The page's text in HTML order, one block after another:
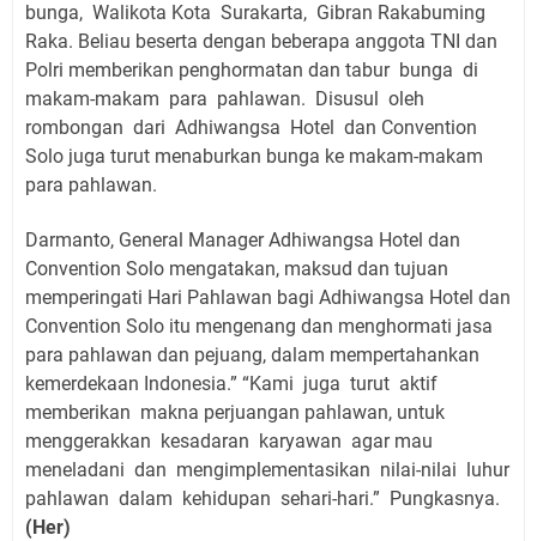
bunga, Walikota Kota Surakarta, Gibran Rakabuming
Raka. Beliau beserta dengan beberapa anggota TNI dan
Polri memberikan penghormatan dan tabur bunga di
makam-makam para pahlawan. Disusul
oleh
rombongan dari Adhiwangsa Hotel
dan Convention
Solo juga turut menaburkan bunga ke makam-makam
para pahlawan.
Darmanto, General Manager Adhiwangsa Hotel dan
Convention Solo mengatakan, maksud dan tujuan
memperingati Hari Pahlawan bagi Adhiwangsa Hotel dan
Convention Solo itu mengenang dan menghormati jasa
para pahlawan dan pejuang, dalam mempertahankan
kemerdekaan Indonesia.” “Kami juga turut aktif
memberikan makna perjuangan pahlawan, untuk
menggerakkan kesadaran karyawan agar mau
meneladani dan mengimplementasikan nilai-nilai
luhur
pahlawan dalam kehidupan sehari-hari.” Pungkasnya.
(Her)